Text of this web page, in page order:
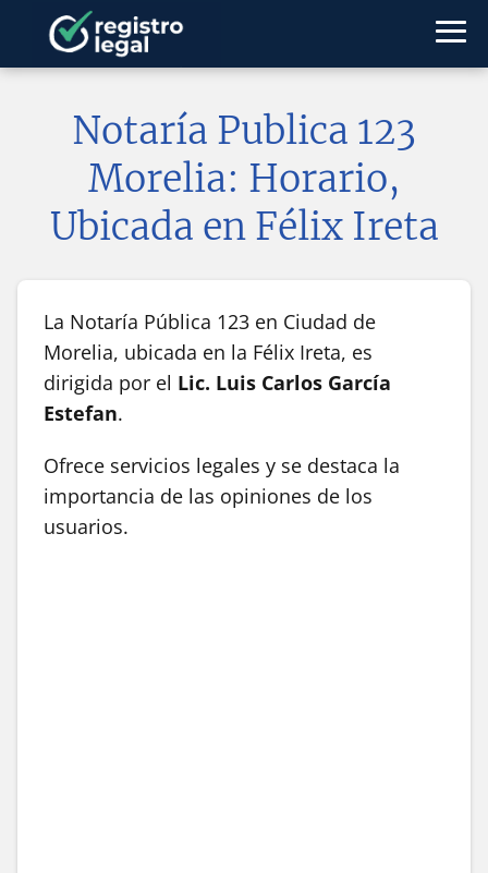
Notaría Publica 123
Morelia: Horario,
Ubicada en Félix Ireta
La Notaría Pública 123 en Ciudad de
Morelia, ubicada en la Félix Ireta, es
dirigida por el Lic. Luis Carlos García
Estefan.
Ofrece servicios legales y se destaca la
importancia de las opiniones de los
usuarios.